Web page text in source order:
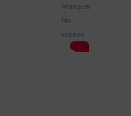
Masquer
les
vidéos